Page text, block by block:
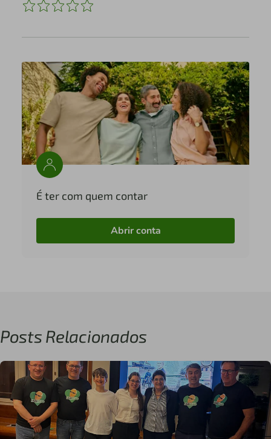
É ter com quem contar
Abrir conta
Posts Relacionados